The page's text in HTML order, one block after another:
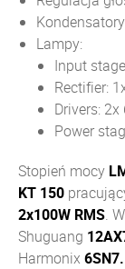
Lampy:
Input
Rectifier:
Drivers:
Power
Stopień mocy
KT 150
2x100W RMS.
Shuguang
Harmonix 6SN7.